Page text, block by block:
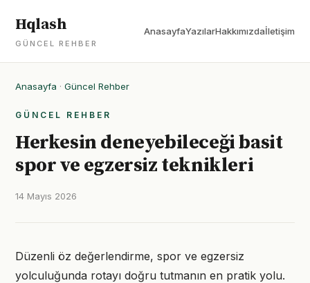
Hqlash
GÜNCEL REHBER
AnasayfaYazılarHakkımızdaİletişim
Anasayfa · Güncel Rehber
GÜNCEL REHBER
Herkesin deneyebileceği basit
spor ve egzersiz teknikleri
14 Mayıs 2026
Düzenli öz değerlendirme, spor ve egzersiz
yolculuğunda rotayı doğru tutmanın en pratik yolu.